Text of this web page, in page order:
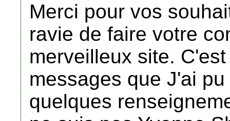
Merci pour vos
ravie de faire votre
merveilleux site.
messages que J'ai
quelques